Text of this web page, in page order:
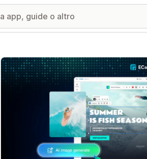
Galleria immagini in evidenza